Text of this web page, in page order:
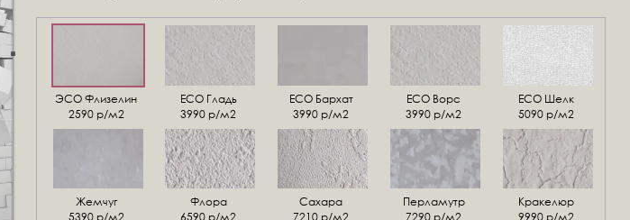
ЭСО Флизелин
2590 р/м2
ЕСО Гладь
3990 р/м2
ECO Бархат
3990 р/м2
ЕСО Ворс
3990 р/м2
ЕСО Шелк
5090 р/м2
Жемчуг
Флора
Сахара
Перламутр
Кракелюр